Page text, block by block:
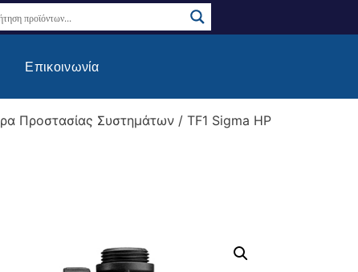
Επικοινωνία
Προστασίας Συστημάτων / TF1 Sigma HP